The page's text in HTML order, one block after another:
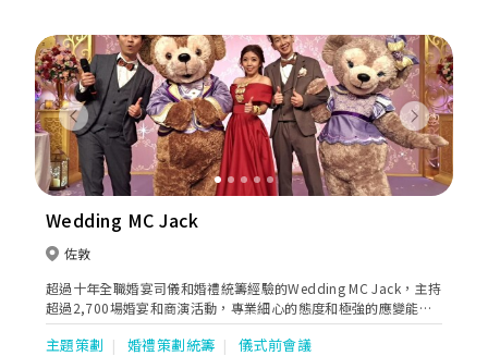
Previous Next
Wedding MC Jack
佐敦
超過十年全職婚宴司儀和婚禮統籌經驗的Wedding MC Jack，主持
超過2,700場婚宴和商演活動，專業細心的態度和極強的應變能
力，成就了很多新人完美婚禮。同時，Jack更是一名培訓司儀導
師，過去教授過很多學生，並且成立了他的婚宴司儀團隊。
主題策劃 婚禮策劃統籌 儀式前會議